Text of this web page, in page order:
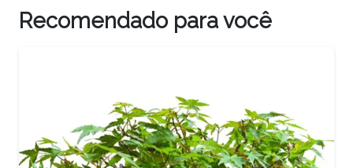
original
atual
Recomendado para você